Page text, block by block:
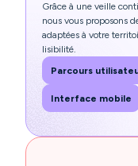
Grâce à une veille
nous vous proposons
adaptées à votre
lisibilité.
Parcours
Interface mobile